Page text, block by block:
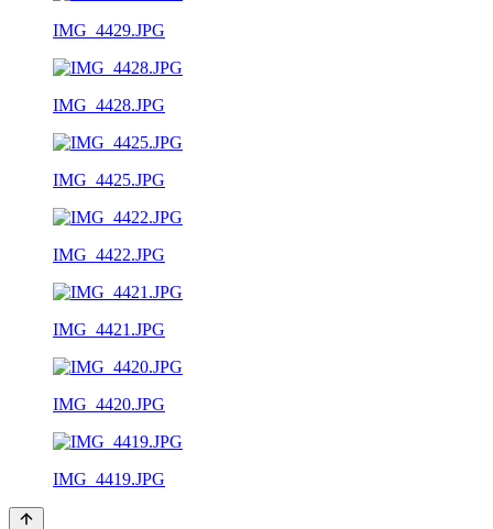
IMG_4429.JPG
IMG_4428.JPG
IMG_4425.JPG
IMG_4422.JPG
IMG_4421.JPG
IMG_4420.JPG
IMG_4419.JPG